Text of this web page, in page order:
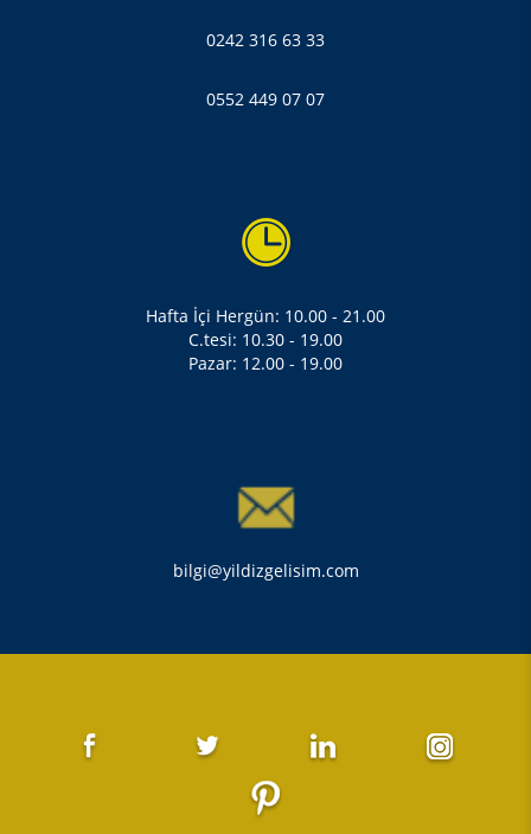
0242 316 63 33
0552 449 07 07
Hafta İçi Hergün: 10.00 - 21.00
C.tesi: 10.30 - 19.00
Pazar: 12.00 - 19.00
bilgi@yildizgelisim.com